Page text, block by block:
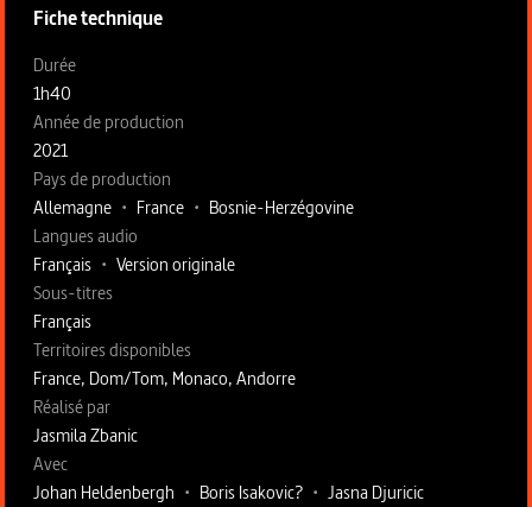
Fiche technique
Fiche technique section gauche
Durée
1h40
Année de production
2021
Pays de production
Allemagne • France • Bosnie-Herzégovine
Langues audio
Français • Version originale
Sous-titres
Français
Territoires disponibles
France, Dom/Tom, Monaco, Andorre
Fiche technique section droite
Réalisé par
Jasmila Zbanic
Avec
Johan Heldenbergh • Boris Isakovic? • Jasna Djuricic